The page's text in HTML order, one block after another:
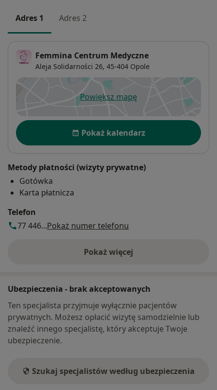
Adres 1 Adres 2
Femmina Centrum Medyczne
Aleja Solidarności 26, 45-404 Opole
Powiększ mapęotwiera się w nowej karcie
Dostępność
Pokaż kalendarz
Metody płatności (wizyty prywatne)
Gotówka
Karta płatnicza
Telefon
77 446...Pokaż numer telefonu
Pokaż więcej
o adresie
Ubezpieczenia - brak akceptowanych
Ten specjalista przyjmuje wyłącznie pacjentów
prywatnych. Możesz opłacić wizytę samodzielnie lub
znaleźć innego specjalistę, który akceptuje Twoje
ubezpieczenie.
Szukaj specjalistów według ubezpieczenia